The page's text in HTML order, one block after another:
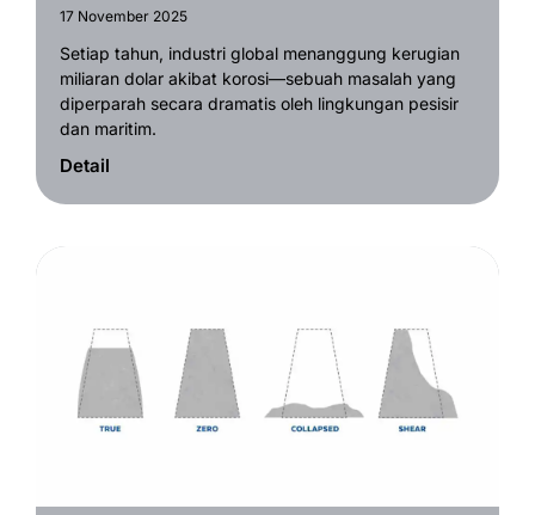
17 November 2025
Setiap tahun, industri global menanggung kerugian
miliaran dolar akibat korosi—sebuah masalah yang
diperparah secara dramatis oleh lingkungan pesisir
dan maritim.
Detail